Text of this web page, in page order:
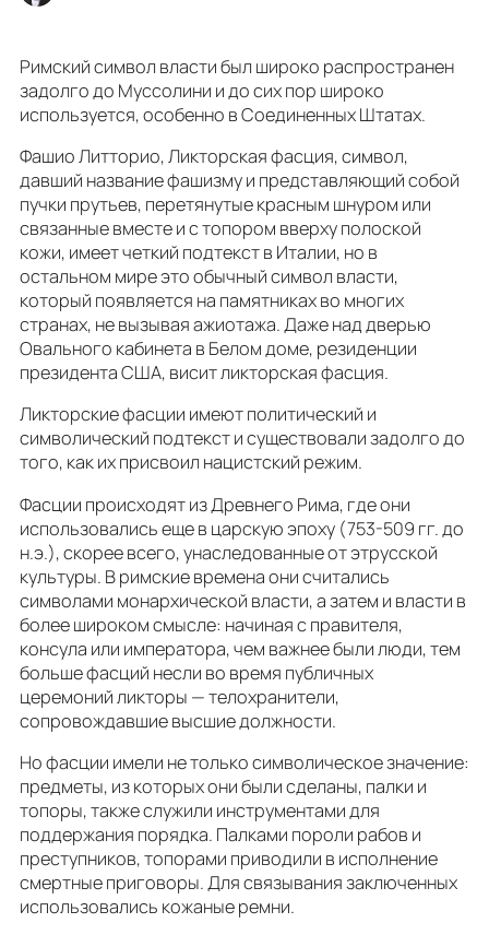
Римский символ власти был широко распространен
задолго до Муссолини и до сих пор широко
используется, особенно в Соединенных Штатах.
Фашио Литторио, Ликторская фасция, символ,
давший название фашизму и представляющий собой
пучки прутьев, перетянутые красным шнуром или
связанные вместе и с топором вверху полоской
кожи, имеет четкий подтекст в Италии, но в
остальном мире это обычный символ власти,
который появляется на памятниках во многих
странах, не вызывая ажиотажа. Даже над дверью
Овального кабинета в Белом доме, резиденции
президента США, висит ликторская фасция.
Ликторские фасции имеют политический и
символический подтекст и существовали задолго до
того, как их присвоил нацистский режим.
Фасции происходят из Древнего Рима, где они
использовались еще в царскую эпоху (753-509 гг. до
н.э.), скорее всего, унаследованные от этрусской
культуры. В римские времена они считались
символами монархической власти, а затем и власти в
более широком смысле: начиная с правителя,
консула или императора, чем важнее были люди, тем
больше фасций несли во время публичных
церемоний ликторы — телохранители,
сопровождавшие высшие должности.
Но фасции имели не только символическое значение:
предметы, из которых они были сделаны, палки и
топоры, также служили инструментами для
поддержания порядка. Палками пороли рабов и
преступников, топорами приводили в исполнение
смертные приговоры. Для связывания заключенных
использовались кожаные ремни.